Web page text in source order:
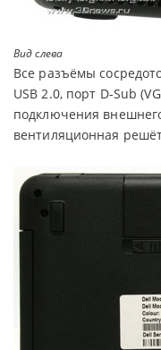
Вид слева
Все разъёмы
USB 2.0, порт D-Sub
подключения
вентиляционная